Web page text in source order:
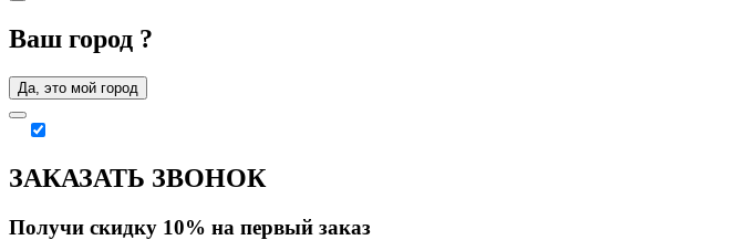
Ваш город ?
Да, это мой город
ЗАКАЗАТЬ ЗВОНОК
Получи скидку 10% на первый заказ